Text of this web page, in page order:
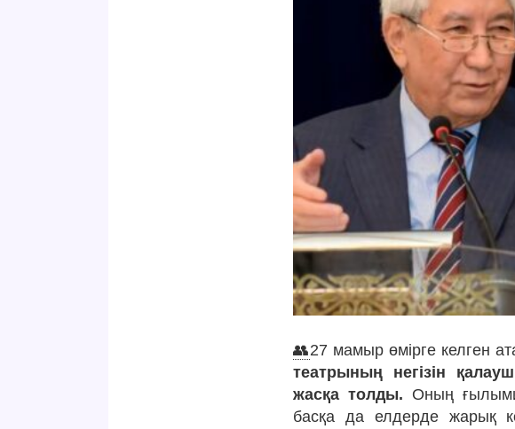
👥27 мамыр өмірге келген
театрының негізін
жасқа толды. Оның
басқа да елдерде жарық